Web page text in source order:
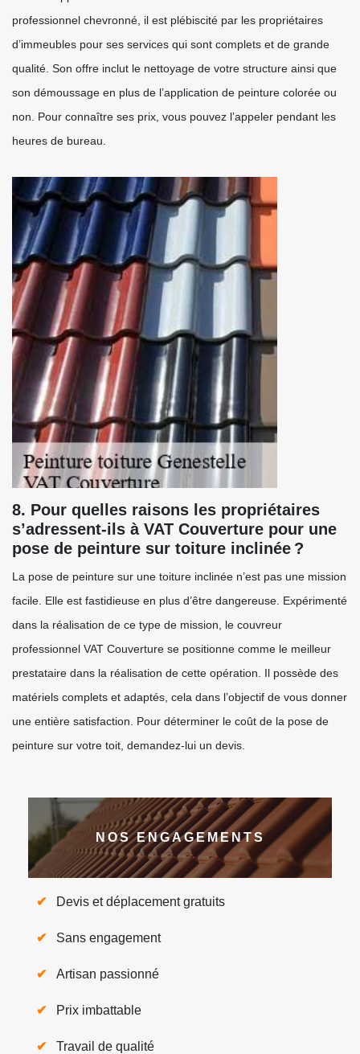
professionnel chevronné, il est plébiscité par les propriétaires
d’immeubles pour ses services qui sont complets et de grande
qualité. Son offre inclut le nettoyage de votre structure ainsi que
son démoussage en plus de l’application de peinture colorée ou
non. Pour connaître ses prix, vous pouvez l’appeler pendant les
heures de bureau.
8. Pour quelles raisons les propriétaires
s’adressent-ils à VAT Couverture pour une
pose de peinture sur toiture inclinée ?
La pose de peinture sur une toiture inclinée n’est pas une mission
facile. Elle est fastidieuse en plus d’être dangereuse. Expérimenté
dans la réalisation de ce type de mission, le couvreur
professionnel VAT Couverture se positionne comme le meilleur
prestataire dans la réalisation de cette opération. Il possède des
matériels complets et adaptés, cela dans l’objectif de vous donner
une entière satisfaction. Pour déterminer le coût de la pose de
peinture sur votre toit, demandez-lui un devis.
NOS ENGAGEMENTS
Devis et déplacement gratuits
Sans engagement
Artisan passionné
Prix imbattable
Travail de qualité